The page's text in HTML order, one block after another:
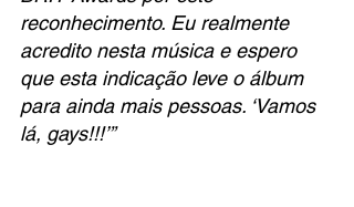
reconhecimento. Eu realmente
acredito nesta música e espero
que esta indicação leve o álbum
para ainda mais pessoas. ‘Vamos
lá, gays!!!’”